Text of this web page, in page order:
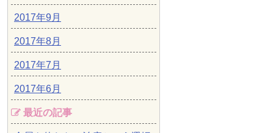
2017年9月
2017年8月
2017年7月
2017年6月
最近の記事